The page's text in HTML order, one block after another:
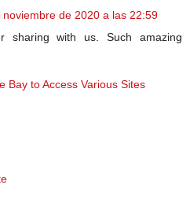
noviembre de 2020 a las 22:59
sharing with us. Such amazing
Bay to Access Various Sites